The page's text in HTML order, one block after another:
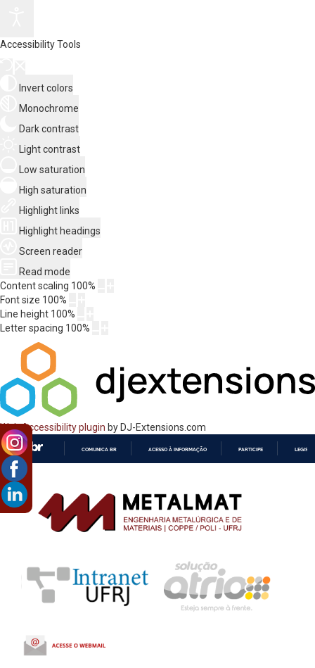
Accessibility Tools
Invert colors
Monochrome
Dark contrast
Light contrast
Low saturation
High saturation
Highlight links
Highlight headings
Screen reader
Read mode
Content scaling 100%
Font size 100%
Line height 100%
Letter spacing 100%
Web Accessibility plugin by DJ-Extensions.com
CONTEÚDO
COMUNICA BR ACESSO À INFORMAÇÃO PARTICIPE